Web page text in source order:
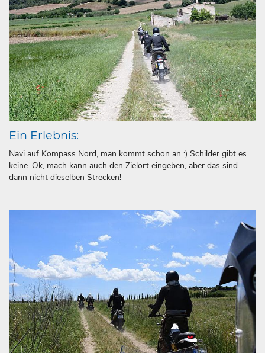
Ein Erlebnis:
Navi auf Kompass Nord, man kommt schon an :) Schilder gibt es
keine. Ok, mach kann auch den Zielort eingeben, aber das sind
dann nicht dieselben Strecken!